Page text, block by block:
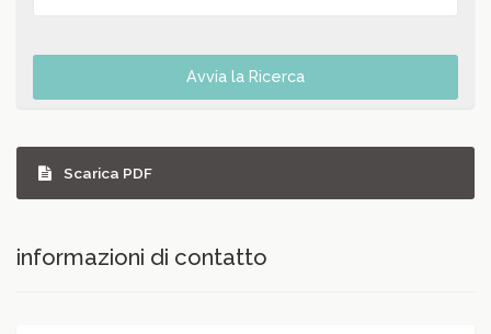
Avvia la Ricerca
Scarica PDF
informazioni di contatto